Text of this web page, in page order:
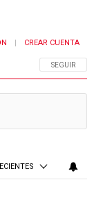
SIGA ESTA
SEGUIR
CREAR CUENTA